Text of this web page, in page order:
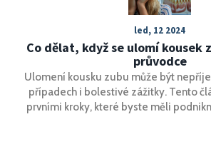
led, 12 2024
Co dělat, když se ulomí kousek
průvodce
Ulomení kousku zubu může být
případech i bolestivé zážitky. Tento
prvními kroky, které byste měli